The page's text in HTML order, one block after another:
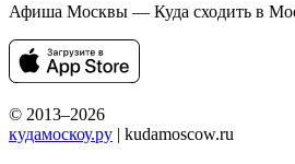
Афиша Москвы — Куда сходить в
© 2013–2026
кудамоскоу.ру | kudamoscow.ru